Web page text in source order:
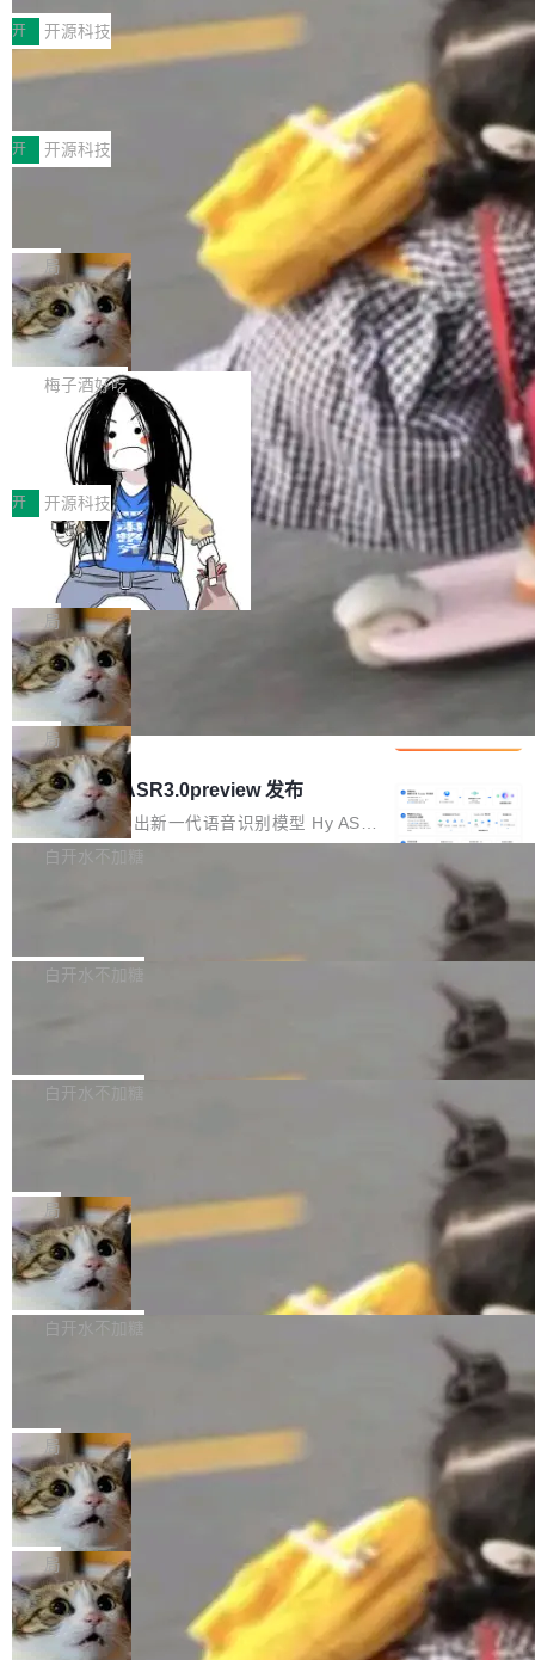
MPComm将作为一种传输引擎接入Mooncake T
ENT，实现零拷贝传输性能提升30%、非零拷贝
传输性能最高提升5倍。UCL-MPComm底层基
于自研UCL-Engine通信引擎，后续腾讯网平将
持续开源更多基于UCL-Engine的高性能通信组
件。 腾讯网平团队在UCL-MPComm中实现了一
个独立于业务线程的全局通信引擎（Engine），
型案例入选名单》，深信服“面向企业研发场景的
开源 AI 编程平台 CoStrict 应用”凭借卓越的技术
创新与落地成效成功入选。 全链路私有化部署，
助力企业AI研发安全落地 当前，越来越多企业已
经开始引入 AI Coding 工具，通过调用公有云模
型或企业内部部署模型提升研发效率。但随着 AI
Coding 从个人辅助工具逐步走向团队级、组织
级应用，企业在规模化落地过程中，对安全性、
可控性和代码质量提出了更高要求。 首先是数据
安全与合规要求。对于大多数普通研发场景，公
有云模型能够满足快速试用和效率提升的需求。
但对于金融、能源、医疗等对数据安全要求较...
开 开源科技
深信服AI算力网关入选工信部人工智能
前不久，工业和信息化部正式发布《2025年人工
智能应用典型案例名单》，集中展示人工智能在
各领域的应用成果，覆盖技术底座、行业赋能、
产品应用、支撑保障、专题等五大方向。深信服
AI算力网关（AI创新平台）成功入选！ 随着各行
各业的Agent走向规模化建设，算力构成形态逐
渐丰富，用户关注的重点也在发生变化：不只是
让AI用起来，还要进一步看清混合算力时代下，
Token花在哪里、算力是否被充分利用，以及持
续增长的AI成本该如何优化。 深信服AI算力网关
正是围绕这些实际问题，从Token治理和成本治
理两个方面，让用户的每一份算力都看得清、管
得住、用得稳、省得下、更安全！ 一、从现在开
始，Token使用一目...
开 开源科技
Jeff Dean 离开 Google：一个时代的结
束，一个实验室的开始
Google 员工编号 20。MapReduce 作者之一。
Bigtable 作者之一。TensorFlow 的作者之一。
Gemini 的架构师。Google 首席科学家。 Jeff D
ean 在 Google 工作了 27 年后，宣布离职。 他
不是一个人走。一同离开的还有 Sanjay Ghema
wat（Google 员工编号 23，Jeff Dean 二十多
年的编程搭档，MapReduce 和 Bigtable 的共同
作者）、Quoc Le（Google 大脑核心成员，Se
q2Seq 和 DocAI 的共同发明人）以及 Oriol Vin
yals（Gemini 联合负责人，AlphaSta...
局
🔥 SolonCode v2026.8.4 发布：界面
字体可调、22 种语言、记忆搜索增强
打开终端就能上岗的全中文编码智能体，这一轮
把「看得清、用母语、记得住」三件事一次补
齐。 SolonCode 是什么 SolonCode 是杭州无
耳科技研发的企业级终端编码智能体——一位全
中文驱动的数字员工，自主理解需求、规划步
骤、编写代码。不挑模型、不挑平台，curl 一行
装完即用。 开源地址：Gitee · GitCode · GitHu
b 安装 支持 Java 8+（8~26）、macOS / Linu
x / Windows / Harmony PC。 # macOS / Linu
x / Harmony PC curl -fsSL https://solon.noea
r.org/solon...
梅子酒好吃
让“代码语义理解”深度释放AI Coding
价值潜能：华为云码道（CodeArts）
代码仓技术解析
一、代码仓深度理解技术的作用与价值 在软件工
程实践中，代码仓是企业核心知识资产的主要载
体。企业级代码仓库通常包含数十万乃至数百万
个文件，其规模远超单次模型调用可承载的上下
文窗口。随着项目规模的持续扩张与代码历史的
不断累积，代码仓中的模块关系、接口契约、业
务逻辑等关键信息往往分散于数十乃至数百个文
件之中，形成高度复杂的知识关联网络。传统的
代码检索手段（如关键词匹配、目录遍历）仅能
在语法层面完成文本定位，难以触及代码的语义
内涵与结构关联，导致开发者使用代码智能体在
理解大规模代码仓时面临显著"代码仓理解"瓶
颈。 代码仓深度理解服务（以下简称" CodeBas
e深度理解服务"）是华为云码道（CodeA...
开 开源科技
一条“删库”命令跑 17 小时，算法工程
师删光 89TB 数据只为干私活
最高人民检察院8月4日公布了一起案件：北京一
名90后算法工程师王某，为了给自己接的私活腾
服务器空间，删光了公司AI游戏部门的全部核心
数据。 王某2024年1月入职东城区某科技公司AI
短剧部门，有互联网大厂背景。在公司内部架构
调整期间，部门三次通知全员将数据从A集群迁
移到B集群，王某都回复了"收到"。 他没有迁移
数据。2024年9月3日下午4点，他使用此前登录
的账号密码进入A集群，输入了一条被程序员圈
称为"删库跑路"的命令——最高管理员权限、无
自研的多个文生3D和...
局
Cloudflare 分享推理优化实践：KV ca
che 量化 + 权重压缩，吞吐量提升 4
1%，成本降 30%
Kimi 和 GLM 是当前最强的大模型系列之一，但
它们有一个共同的问题：太吃显存了。月之暗面
的 Kimi K 系列和智谱的 GLM 都是长上下文、M
oE 架构的大模型，好用到让人上瘾，但 GPU 显
存永远不够用。 Cloudflare 的 Workers AI 团队
一直在跑这些模型的推理。他们在官方博客上发
整性保护。效果是：吞吐量提升 41%，每 token
局
腾讯混元 Hy ASR3.0preview 发布
腾讯混元正式推出新一代语音识别模型 Hy ASR
3.0preview。基于最新一代大语言模型 Hy3 的
让语音识别不再只是听清，而是真正听懂。通过
w 不要求标准普通话，方言识别覆盖粤语、吴语
白开水不加糖
新和少量网页兼容性修复版本。 Changes/fixe
容提供的字体时出现的几个问题 为避免音频加
质的最低采样率）的音频格式将被拒绝 修复了 C
SS 圆角虚线样式中可能存在的问题 如果表单中
的图像元素不在同一个子树中，则它们将不再关
联 加...
白开水不加糖
发布的 Release Notes，他利用 AI 工具（如 Co
最强的若干项。对于尚未正式发版的 PG 19，则
通过拉取过去一年内（从 PG 18 Beta1 时间点
至今）的所有 commit，同样交由 AI 分析提炼。
经过人工复核，准确度令人满意。这一方法也为
社区爱好者提供了高效跟踪新版本的思路。
白开水不加糖
维护工作一直与我的日常工作、家务、社交生活
和休闲娱乐竞争时间。" 这是 libexpat 维护者 S
ebastian Pipping 写在博客里的话。8 月 4 日，
他宣布了一个新消息：从 2026 年 8 月 1 日起，
他可以全职维护 libexpat 了，最长 6 个月。发
库之一。你的操作系统、浏览器、无数的基础设
施软件，很可能都在用它。而过去十年，维护它
的人一直在用业余...
局
Firefox 153.0.3 发布
Firefox 153.0.3 现已发布，具体更新内容如
下： New Smart Window 包含多项增强功能：
gi?id=2019042">Bug&nbsp;2019042</a>）</l
i> <li>现在，助手可以直接使用 Exa 的网络搜索
结果回答问题，而无需将问题转交给搜索引擎。
（<a href="https://bugzilla.mozilla.org/show_
bug.cgi?id=204...
白开水不加糖
的 npm 包。项目的核心论点是：容器不适合 Ag
ent 计算。真正适合的，是 Isolate。 Cloudflare
工程师在这件事上没什么可谦虚的——他们用 W
orkers 跑了十年 Isolate。用 CEO Matthew Pri
nce 的话说：「我们一生都在用 Isolate 运行代
码，而 AI Agent 不需要容器，它们需要的是 Iso
late。」 容器为什么不合适 容器的问题在于启动
和销毁都太重了。一个 Agent 要执行的任务可能
局
OpenAI 公开邮件和聊天记录回应苹果
诉讼，称“Apple is getting this wron
g”
上个月，苹果一纸诉状把 OpenAI 告上法庭，指
控其挖角苹果前员工并窃取商业秘密。苹果的诉
状把 OpenAI 描述成一个系统性地从前东家挖
人、套取机密信息的对手。 OpenAI 没发律师
函，也没选择庭外沉默。它在官网贴了一篇博
局
HUAWEI MatePad Edge上架WorkBu
ddy鸿蒙PC版，说话就能干活的AI办公
全能AI工作台WorkBuddy鸿蒙PC版上架HUAWE